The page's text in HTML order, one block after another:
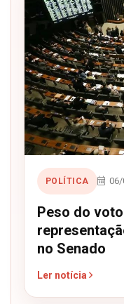
POLÍTICA
Peso do
no Senado
Ler notícia